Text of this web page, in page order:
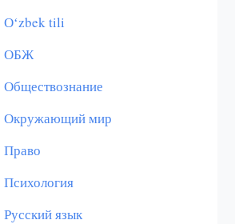
Оʻzbek tili
ОБЖ
Обществознание
Окружающий мир
Право
Психология
Русский язык